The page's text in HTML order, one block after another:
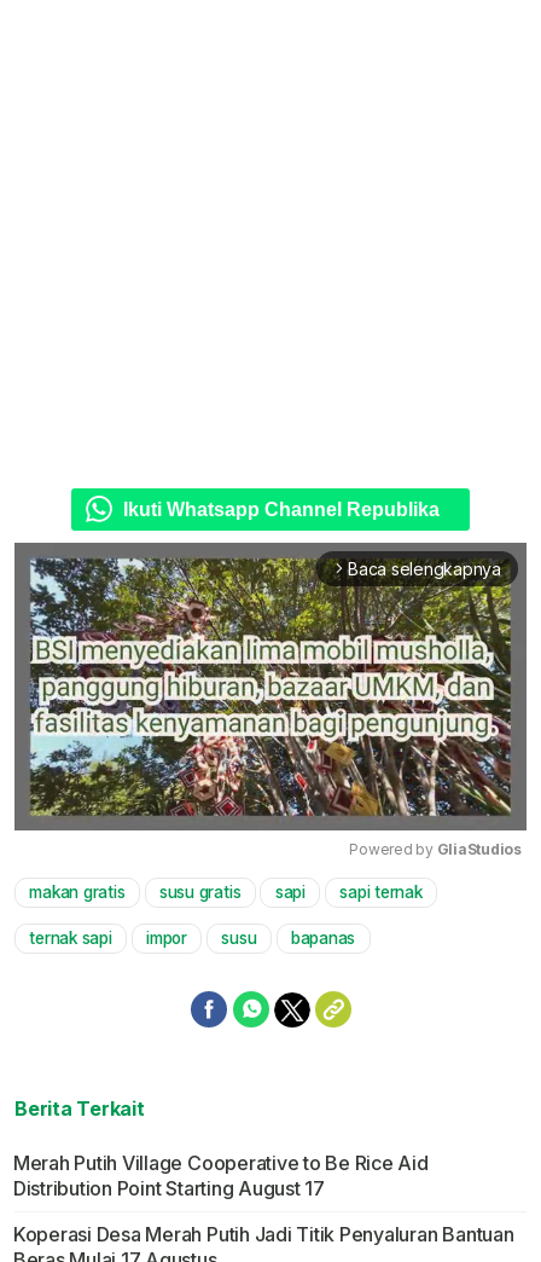
Ikuti Whatsapp Channel Republika
arrow_forward_ios Baca selengkapnya
Powered by GliaStudios
makan gratis susu gratis sapi sapi ternak
ternak sapi impor susu bapanas
Berita Terkait
Merah Putih Village Cooperative to Be Rice Aid
Distribution Point Starting August 17
Koperasi Desa Merah Putih Jadi Titik Penyaluran Bantuan